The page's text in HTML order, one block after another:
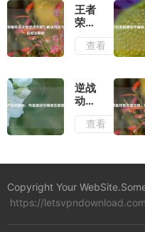
化装
备如
何革
新游
戏体
王者
荣耀
实名
注册
败？
解决
与常
见问
解析
查看
逆战
动画
版，
热血
视觉
查看
Copyright Your
https://